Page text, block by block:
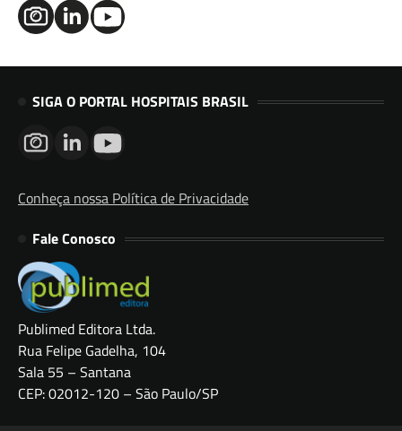
SIGA O PORTAL HOSPITAIS BRASIL
Conheça nossa Política de Privacidade
Fale Conosco
Publimed Editora Ltda.
Rua Felipe Gadelha, 104
Sala 55 – Santana
CEP: 02012-120 – São Paulo/SP